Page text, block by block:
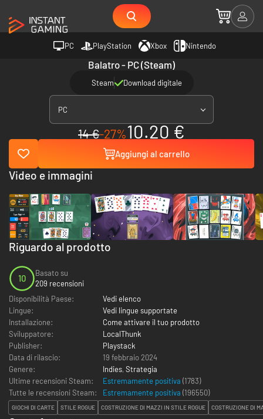
PC PlayStation Xbox Nintendo
Balatro - PC (Steam)
Steam Download digitale
PC
14 €-27%10.20 €
Aggiungi al carrello
Riguardo al prodotto
10
Basato su
209 recensioni
Disponibilità Paese:
Vedi elenco
Lingue:
Vedi lingue supportate
Installazione:
Come attivare il tuo prodotto
Sviluppatore:
LocalThunk
Publisher:
Playstack
Data di rilascio:
19 febbraio 2024
Genere:
Indies, Strategia
Ultime recensioni Steam:
Estremamente positiva (1783)
Tutte le recensioni Steam:
Estremamente positiva (196550)
GIOCHI DI CARTE STILE ROGUE COSTRUZIONE DI MAZZI IN STILE ROGUE COSTRUZIONE DI
Video e immagini